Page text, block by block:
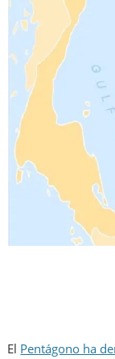
El Pentágono ha